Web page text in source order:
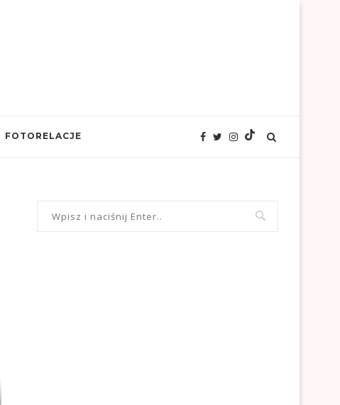
FOTORELACJE